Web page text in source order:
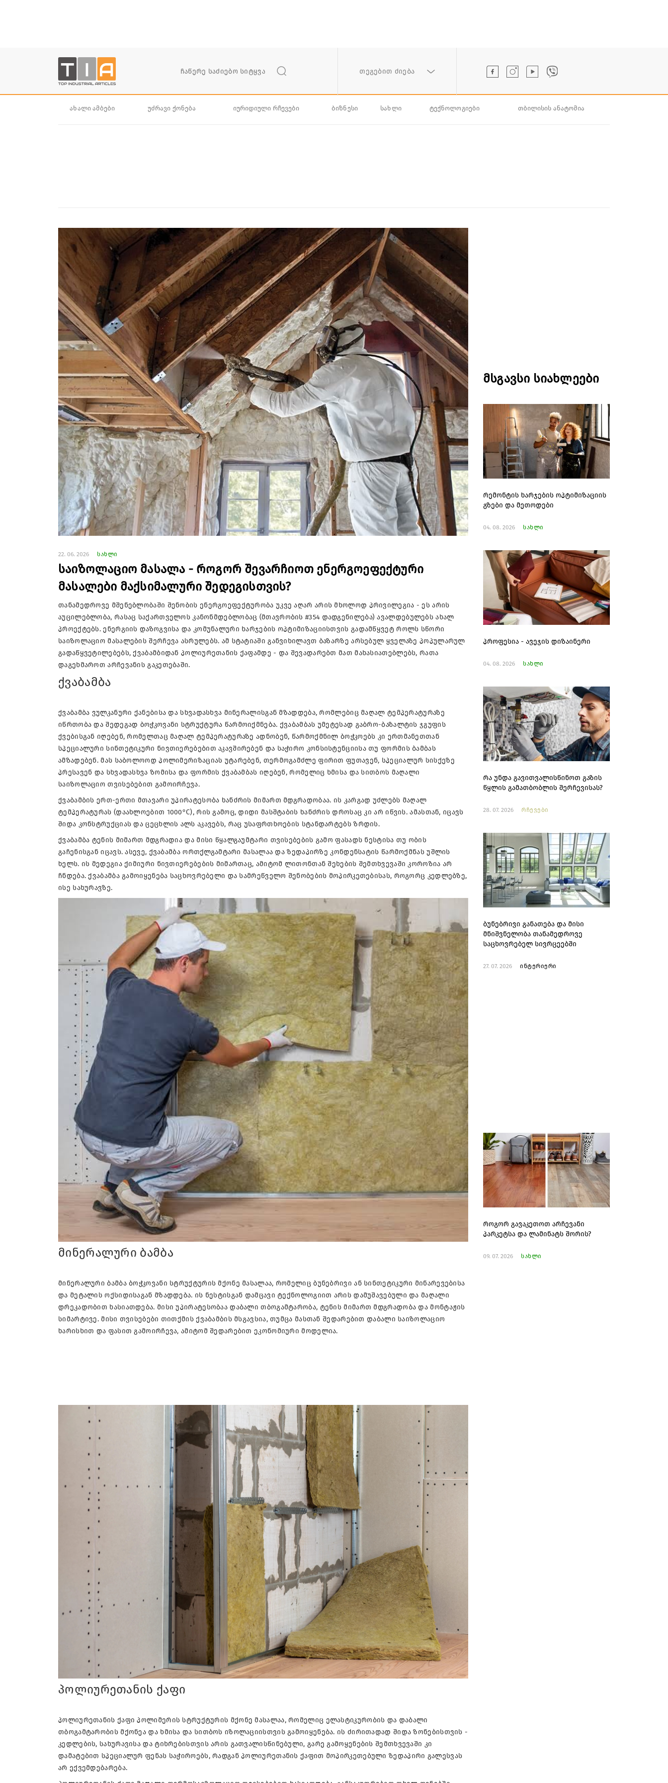
თეგებით ძიება
ახალი ამბები უძრავი ქონება იურიდიული რჩევები ბიზნესი სახლი ტექნოლოგიები თბილისის ანატომია
22. 06. 2026 სახლი
საიზოლაციო მასალა - როგორ შევარჩიოთ ენერგოეფექტური
მასალები მაქსიმალური შედეგისთვის?
თანამედროვე მშენებლობაში შენობის ენერგოეფექტურობა უკვე აღარ არის მხოლოდ პრივილეგია - ეს არის
აუცილებლობა, რასაც საქართველოს კანონმდებლობაც (მთავრობის #354 დადგენილება) ავალდებულებს ახალ
პროექტებს. ენერგიის დაზოგვისა და კომუნალური ხარჯების ოპტიმიზაციისთვის გადამწყვეტ როლს სწორი
საიზოლაციო მასალების შერჩევა ასრულებს. ამ სტატიაში განვიხილავთ ბაზარზე არსებულ ყველაზე პოპულარულ
გადაწყვეტილებებს, ქვაბამბიდან პოლიურეთანის ქაფამდე - და შევადარებთ მათ მახასიათებლებს, რათა
დაგეხმაროთ არჩევანის გაკეთებაში.
ქვაბამბა
ქვაბამბა ვულკანური ქანებისა და სხვადასხვა მინერალისგან მზადდება, რომლებიც მაღალ ტემპერატურაზე
იწრთობა და შედეგად ბოჭკოვანი სტრუქტურა წარმოიქმნება. ქვაბამბას უმეტესად გაბრო-ბაზალტის ჯგუფის
ქვებისგან იღებენ, რომელთაც მაღალ ტემპერატურაზე ადნობენ, წარმოქმნილ ბოჭკოებს კი ერთმანეთთან
სპეციალური სინთეტიკური ნივთიერებებით აკავშირებენ და საჭირო კონსისტენციისა თუ ფორმის ბამბას
ამზადებენ. მას საბოლოოდ პოლიმერიზაციას უტარებენ, თერმოგამძლე ფირით ფუთავენ, სპეციალურ სისქეზე
პრესავენ და სხვადასხვა ზომისა და ფორმის ქვაბამბას იღებენ, რომელიც ხმისა და სითბოს მაღალი
საიზოლაციო თვისებებით გამოირჩევა.
ქვაბამბის ერთ-ერთი მთავარი უპირატესობა ხანძრის მიმართ მდგრადობაა. ის კარგად უძლებს მაღალ
ტემპერატურას (დაახლოებით 1000°C), რის გამოც, დიდი მასშტაბის ხანძრის დროსაც კი არ იწვის. ამასთან, იცავს
შიდა კონსტრუქციას და ცეცხლის ალს აკავებს, რაც უსაფრთხოების სტანდარტებს ზრდის.
ქვაბამბა ტენის მიმართ მდგრადია და მისი წყალგაუმტარი თვისებების გამო ფასადს ნესტისა თუ ობის
გაჩენისგან იცავს. ასევე, ქვაბამბა ორთქლგამტარი მასალაა და ზედაპირზე კონდენსატის წარმოქმნას უშლის
ხელს. ის მედეგია ქიმიური ნივთიერებების მიმართაც, ამიტომ ლითონთან შეხების შემთხვევაში კოროზია არ
ჩნდება. ქვაბამბა გამოიყენება საცხოვრებელი და სამრეწველო შენობების მოპირკეთებისას, როგორც კედლებზე,
ისე სახურავზე.
მინერალური ბამბა
მინერალური ბამბა ბოჭკოვანი სტრუქტურის მქონე მასალაა, რომელიც ბუნებრივი ან სინთეტიკური მინარევებისა
და მეტალის ოქსიდისაგან მზადდება. ის ნესტისგან დამცავი ტექნოლოგიით არის დამუშავებული და მაღალი
დრეკადობით ხასიათდება. მისი უპირატესობაა დაბალი თბოგამტარობა, ტენის მიმართ მდგრადობა და მონტაჟის
სიმარტივე. მისი თვისებები თითქმის ქვაბამბის მსგავსია, თუმცა მასთან შედარებით დაბალი საიზოლაციო
ხარისხით და ფასით გამოირჩევა, ამიტომ შედარებით ეკონომიური მოდელია.
პოლიურეთანის ქაფი
პოლიურეთანის ქაფი პოლიმერის სტრუქტურის მქონე მასალაა, რომელიც ელასტიკურობის და დაბალი
თბოგამტარობის მქონეა და ხმისა და სითბოს იზოლაციისთვის გამოიყენება. ის ძირითადად შიდა ზონებისთვის -
კედლების, სახურავისა და ტიხრებისთვის არის გათვალისწინებული, გარე გამოყენების შემთხვევაში კი
დამატებით სპეციალურ ფენას საჭიროებს, რადგან პოლიურეთანის ქაფით მოპირკეთებული ზედაპირი გალესვას
არ ექვემდებარება.
მსგავსი სიახლეები
რემონტის ხარჯების ოპტიმიზაციის
გზები და მეთოდები
04. 08. 2026 სახლი
პროფესია - ავეჯის დიზაინერი
04. 08. 2026 სახლი
რა უნდა გავითვალისწინოთ გაზის
წყლის გამათბობლის შერჩევისას?
28. 07. 2026 რჩევები
ბუნებრივი განათება და მისი
მნიშვნელობა თანამედროვე
საცხოვრებელ სივრცეებში
27. 07. 2026 ინტერიერი
როგორ გავაკეთოთ არჩევანი
პარკეტსა და ლამინატს შორის?
09. 07. 2026 სახლი